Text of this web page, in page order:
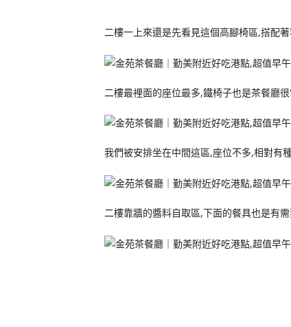
二樓一上來還是先看見這個高腳椅區,搭配
二樓最裡面的座位最多,鐵椅子也是茶餐廳
我們被安排坐在中間這區,座位不多,相對有
二樓靠牆的醬料自取區,下面的餐具也是有